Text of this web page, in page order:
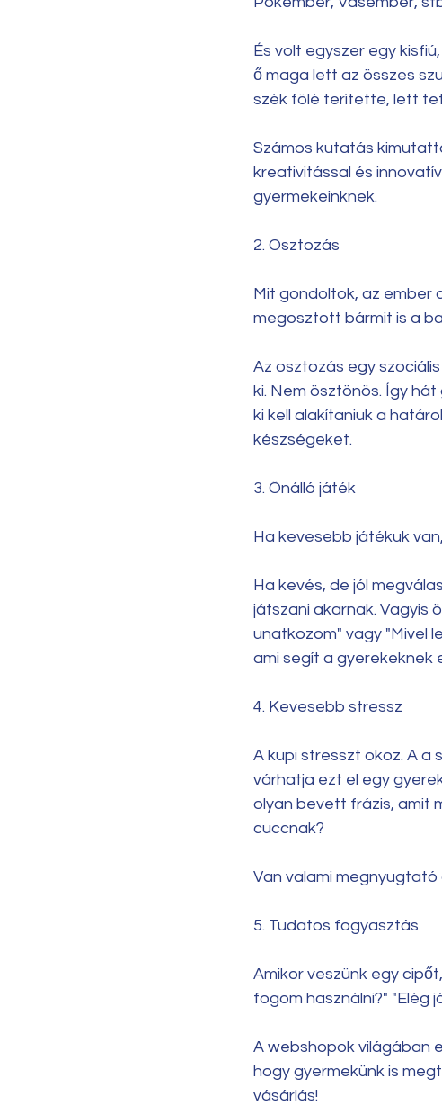
És volt egyszer egy
ő maga lett az összes
szék fölé terítette, lett
Számos kutatás
kreativitással és
gyermekeinknek.
2. Osztozás
Mit gondoltok, az ember
megosztott bármit is a
Az osztozás egy
ki. Nem ösztönös. Így
ki kell alakítaniuk a
készségeket.
3. Önálló játék
Ha kevesebb játékuk
Ha kevés, de jól
játszani akarnak. Vagyis
unatkozom" vagy "Mivel
ami segít a gyerekeknek
4. Kevesebb stressz
A kupi stresszt okoz. A a
várhatja ezt el egy
olyan bevett frázis, amit
cuccnak?
Van valami megnyugtató
5. Tudatos fogyasztás
Amikor veszünk egy
fogom használni?" "Elég
A webshopok világában
hogy gyermekünk is
vásárlás!